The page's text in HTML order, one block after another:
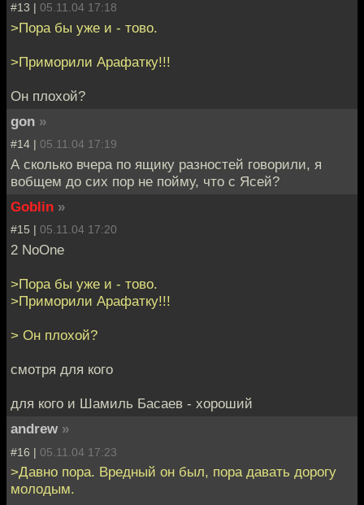
#13 | 05.11.04 17:18
>Пора бы уже и - тово.
>Приморили Арафатку!!!
Он плохой?
gon »
#14 | 05.11.04 17:19
А сколько вчера по ящику разностей говорили, я
вобщем до сих пор не пойму, что с Ясей?
Goblin »
#15 | 05.11.04 17:20
2 NoOne
>Пора бы уже и - тово.
>Приморили Арафатку!!!
> Он плохой?
смотря для кого
для кого и Шамиль Басаев - хороший
andrew »
#16 | 05.11.04 17:23
>Дaвно поpa. Вредный он был, пора давать дорогу
молодым.